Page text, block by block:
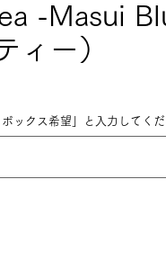
-Masui
ィー）
ックス希望」と入力してく